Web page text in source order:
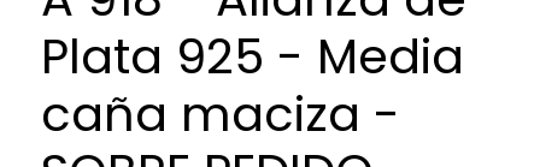
Plata 925 - Media
caña maciza -